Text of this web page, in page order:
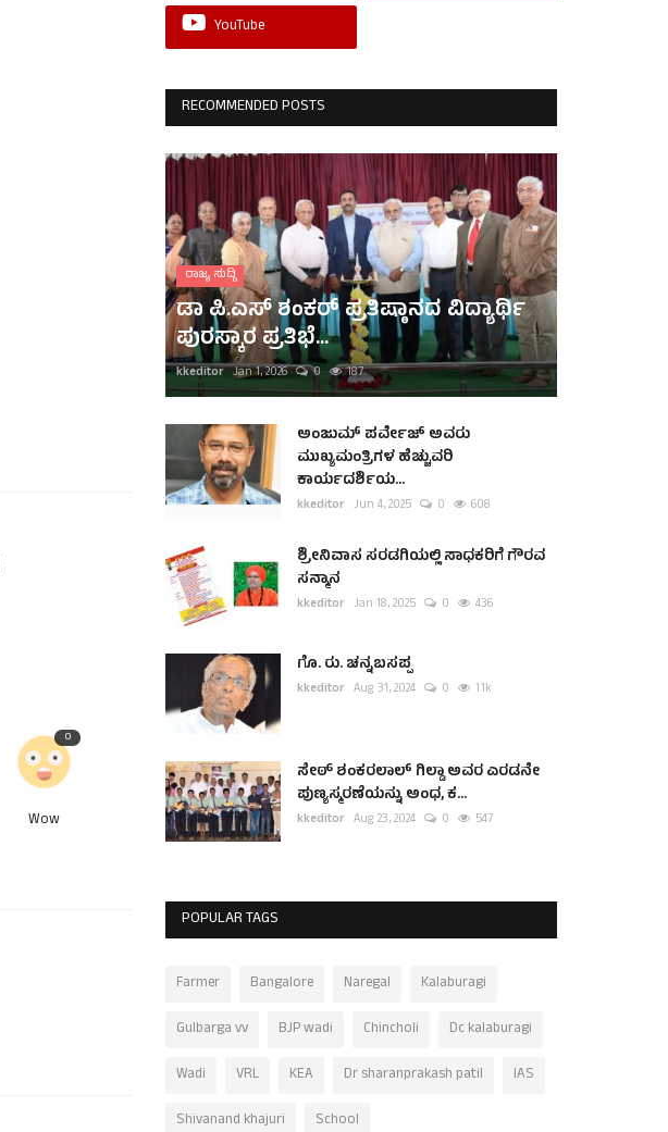
0
Wow
YouTube
RECOMMENDED POSTS
ರಾಜ್ಯ ಸುದ್ದಿ
ಡಾ ಪಿ.ಎಸ್ ಶಂಕರ್ ಪ್ರತಿಷ್ಠಾನದ ವಿದ್ಯಾರ್ಥಿ
ಪುರಸ್ಕಾರ ಪ್ರತಿಭೆ...
kkeditor Jan 1, 2026 0 187
ಅಂಜುಮ್ ಪರ್ವೇಜ್ ಅವರು
ಮುಖ್ಯಮಂತ್ರಿಗಳ ಹೆಚ್ಚುವರಿ
ಕಾರ್ಯದರ್ಶಿಯ...
kkeditor Jun 4, 2025 0 608
ಶ್ರೀನಿವಾಸ ಸರಡಗಿಯಲ್ಲಿ ಸಾಧಕರಿಗೆ ಗೌರವ
ಸನ್ಮಾನ
kkeditor Jan 18, 2025 0 436
ಗೊ. ರು. ಚನ್ನಬಸಪ್ಪ
kkeditor Aug 31, 2024 0 1.1k
ಸೇಠ್ ಶಂಕರಲಾಲ್ ಗಿಲ್ಡಾ ಅವರ ಎರಡನೇ
ಪುಣ್ಯಸ್ಮರಣೆಯನ್ನು ಅಂಧ, ಕ...
kkeditor Aug 23, 2024 0 547
POPULAR TAGS
Farmer Bangalore Naregal
Kalaburagi
Gulbarga vv
BJP wadi Chincholi
Dc kalaburagi
Wadi
VRL KEA Dr sharanprakash patil
IAS
Shivanand khajuri
School